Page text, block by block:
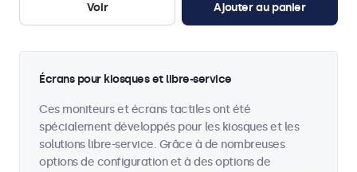
Voir Ajouter au panier
Écrans pour kiosques et libre-service
Ces moniteurs et écrans tactiles ont été
spécialement développés pour les kiosques et les
solutions libre-service. Grâce à de nombreuses
options de configuration et à des options de